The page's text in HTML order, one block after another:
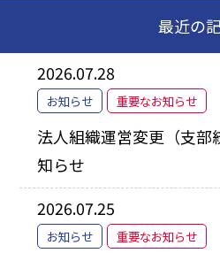
最近の
2026.07.28
お知らせ 重要なお知らせ
法人組織運営変更（支部
知らせ
2026.07.25
お知らせ 重要なお知らせ